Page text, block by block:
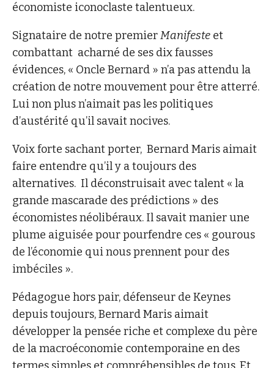
économiste iconoclaste talentueux.
Signataire de notre premierManifeste et
combattant acharné de ses dix fausses
évidences, « Oncle Bernard » n’a pas attendu la
création de notre mouvement pour être atterré.
Lui non plus n’aimait pas les politiques
d’austérité qu’il savait nocives.
Voix forte sachant porter, Bernard Maris aimait
faire entendre qu’il y a toujours des
alternatives. Il déconstruisait avec talent « la
grande mascarade des prédictions » des
économistes néolibéraux. Il savait manier une
plume aiguisée pour pourfendre ces « gourous
de l’économie qui nous prennent pour des
imbéciles ».
Pédagogue hors pair, défenseur de Keynes
depuis toujours, Bernard Maris aimait
développer la pensée riche et complexe du père
de la macroéconomie contemporaine en des